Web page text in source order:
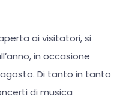
ai visitatori, si
in occasione
Di tanto in tanto
di musica